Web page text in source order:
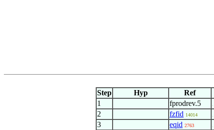
Step
Hyp Ref
1
fprodrev.5
2 fzfid 14014
3 eqid 2763